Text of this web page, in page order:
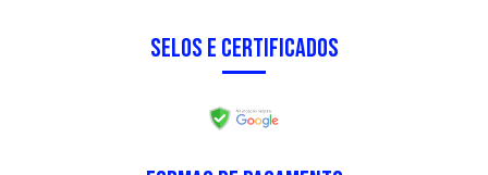
SELOS E CERTIFICADOS